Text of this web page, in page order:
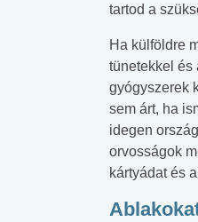
tartod a
Ha külföldre
tünetekkel és
gyógyszerek
sem árt, ha
idegen
orvosságok
kártyádat és